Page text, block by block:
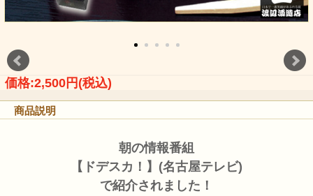
価格:2,500円(税込)
商品説明
朝の情報番組
【ドデスカ！】(名古屋テレビ)
で紹介されました！